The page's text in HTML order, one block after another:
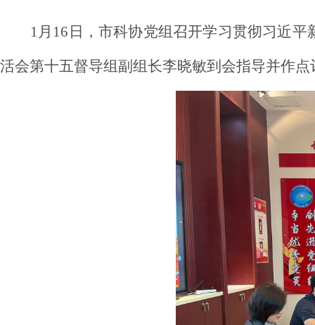
1月16日，市科协党组召开学习贯彻习近
活会第十五督导组副组长李晓敏到会指导并作